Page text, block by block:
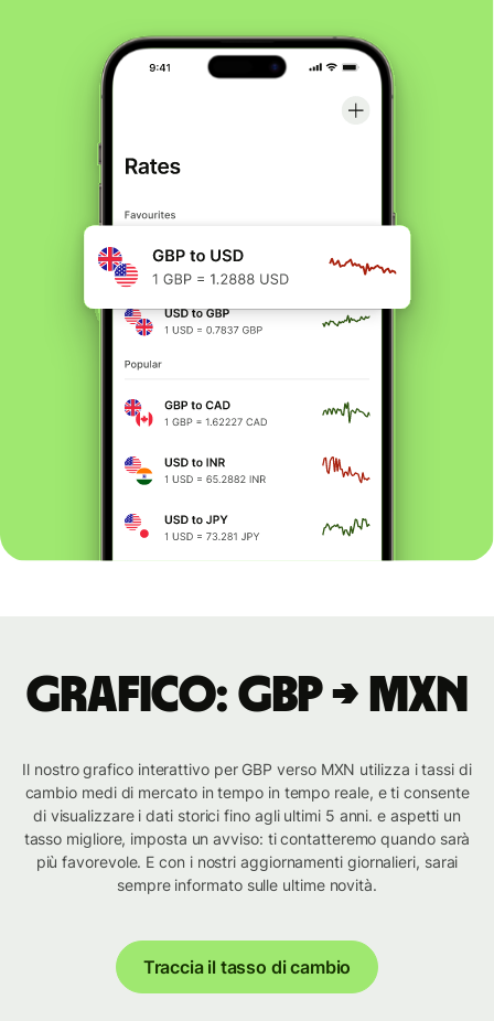
Grafico: GBP → MXN
Il nostro grafico interattivo per GBP verso MXN utilizza i tassi di
cambio medi di mercato in tempo in tempo reale, e ti consente
di visualizzare i dati storici fino agli ultimi 5 anni. e aspetti un
tasso migliore, imposta un avviso: ti contatteremo quando sarà
più favorevole. E con i nostri aggiornamenti giornalieri, sarai
sempre informato sulle ultime novità.
Traccia il tasso di cambio